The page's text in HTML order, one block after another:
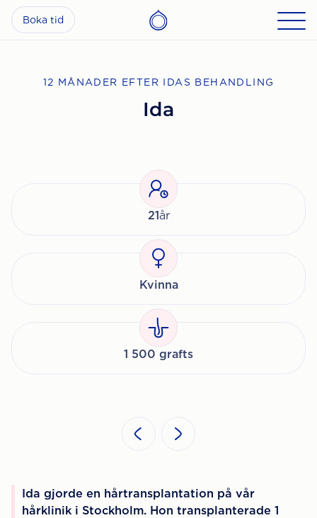
Boka tid
12 MÅNADER EFTER IDAS BEHANDLING
Ida
21år
Kvinna
1 500 grafts
Ida gjorde en hårtransplantation på vår
hårklinik i Stockholm. Hon transplanterade 1